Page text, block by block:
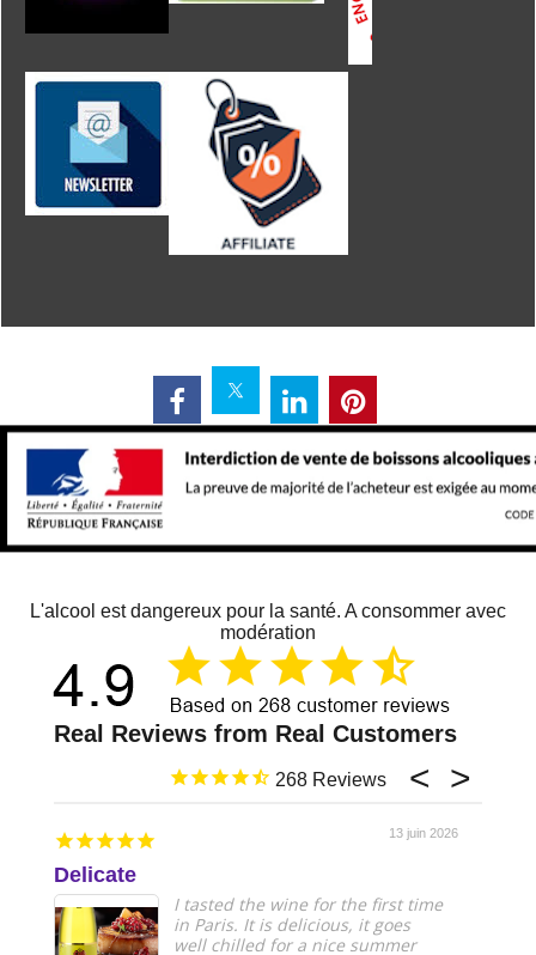
L'alcool est dangereux pour la santé. A consommer avec
modération
268
13 juin 2026
Delicate
I tasted the wine for the first time
in Paris. It is delicious, it goes
well chilled for a nice summer